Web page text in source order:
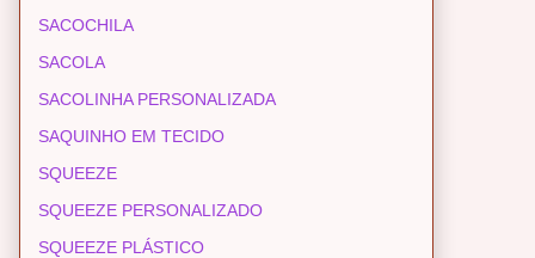
SACOCHILA
SACOLA
SACOLINHA PERSONALIZADA
SAQUINHO EM TECIDO
SQUEEZE
SQUEEZE PERSONALIZADO
SQUEEZE PLÁSTICO